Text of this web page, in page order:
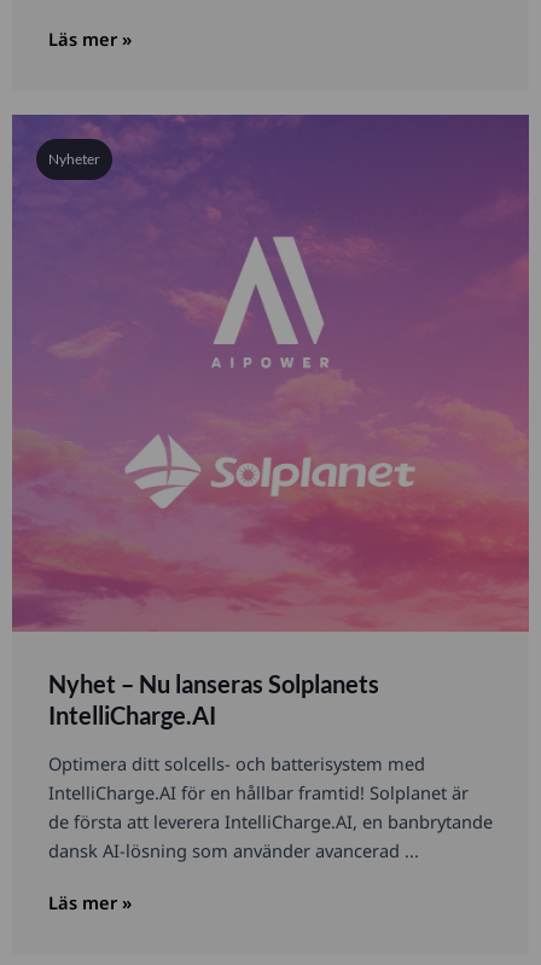
Läs mer »
Nyheter
Nyhet – Nu lanseras Solplanets
IntelliCharge.AI
Optimera ditt solcells- och batterisystem med
IntelliCharge.AI för en hållbar framtid! Solplanet är
de första att leverera IntelliCharge.AI, en banbrytande
dansk AI-lösning som använder avancerad ...
Läs mer »